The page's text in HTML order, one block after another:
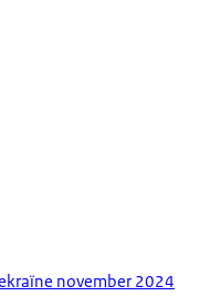
november 2024